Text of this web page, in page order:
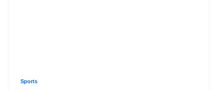
Sports